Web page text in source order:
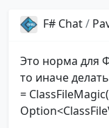
F# Chat/
Это норма для
то иначе
=